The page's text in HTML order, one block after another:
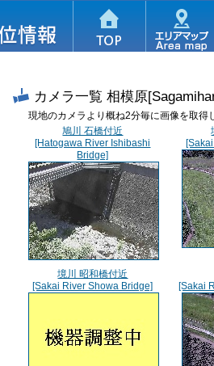
カメラ一覧 相模原
現地のカメラより概ね2分毎に画像を取
鳩川 石橋付近
[Hatogawa River Ishibashi
Bridge]
境川 昭和橋付近
[Sakai River Showa Bridge]
[Sakai